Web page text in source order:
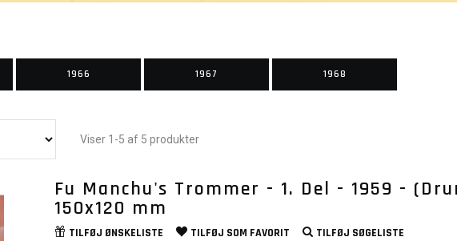
1966 1967 1968
Viser 1-5 af 5 produkter
Fu Manchu's Trommer - 1. Del - 1959 -
150x120 mm
TILFØJ ØNSKELISTE TILFØJ SOM FAVORIT TILFØJ SØGELISTE